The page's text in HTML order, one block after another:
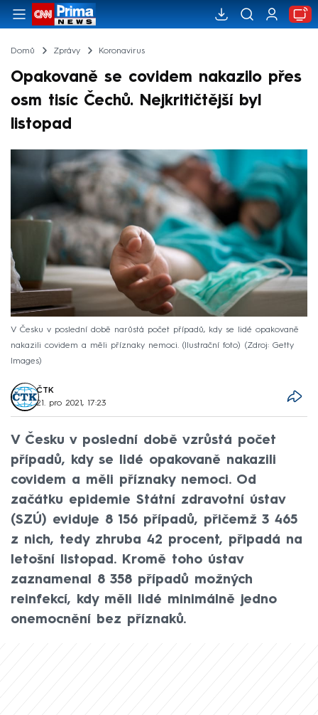
Domů Zprávy Koronavirus
Opakovaně se covidem nakazilo přes
osm tisíc Čechů. Nejkritičtější byl
listopad
V Česku v poslední době narůstá počet případů, kdy se lidé opakovaně
nakazili covidem a měli příznaky nemoci. (Ilustrační foto)
Zdroj: Getty
Images
ČTK
21. pro 2021, 17:23
V Česku v poslední době vzrůstá počet
případů, kdy se lidé opakovaně nakazili
covidem a měli příznaky nemoci. Od
začátku epidemie Státní zdravotní ústav
(SZÚ) eviduje 8 156 případů, přičemž 3 465
z nich, tedy zhruba 42 procent, připadá na
letošní listopad. Kromě toho ústav
zaznamenal 8 358 případů možných
reinfekcí, kdy měli lidé minimálně jedno
onemocnění bez příznaků.